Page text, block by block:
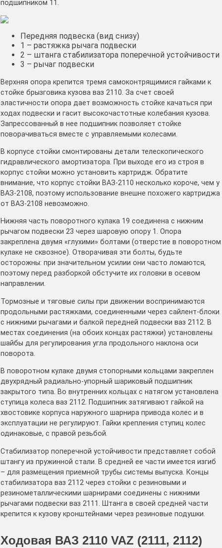
подшипником 11.
Передняя подвеска (вид снизу)
1 – растяжка рычага подвески
2 – штанга стабилизатора поперечной устойчивости
3 – рычаг подвески
Верхняя опора крепится тремя самоконтрящимися гайками к
стойке брызговика кузова ваз 2110. За счет своей
эластичности опора дает возможность стойке качаться при
ходах подвески и гасит высокочастотные колебания кузова.
Запрессованный в нее подшипник позволяет стойке
поворачиваться вместе с управляемыми колесами.
В корпусе стойки смонтированы детали телескопического
гидравлического амортизатора. При выходе его из строя в
корпус стойки можно установить картридж. Обратите
внимание, что корпус стойки ВАЗ-2110 несколько короче, чем у
ВАЗ-2108, поэтому использование внешне похожего картриджа
от ВАЗ-2108 невозможно.
Нижняя часть поворотного кулака 19 соединена с нижним
рычагом подвески 23 через шаровую опору 1. Опора
закреплена двумя «глухими» болтами (отверстие в поворотном
кулаке не сквозное). Отворачивая эти болты, будьте
осторожны: при значительном усилии они часто ломаются,
поэтому перед разборкой обстучите их головки в осевом
направлении.
Тормозные и тяговые силы при движении воспринимаются
продольными растяжками, соединенными через сайлент-блоки
с нижними рычагами и балкой передней подвески ваз 2112. В
местах соединения (на обоих концах растяжки) установлены
шайбы для регулирования угла продольного наклона оси
поворота.
В поворотном кулаке двумя стопорными кольцами закреплен
двухрядный радиально-упорный шариковый подшипник
закрытого типа. Во внутренних кольцах с натягом установлена
ступица колеса ваз 2112. Подшипник затягивают гайкой на
хвостовике корпуса наружного шарнира привода колес и в
эксплуатации не регулируют. Гайки крепления ступиц колес
одинаковые, с правой резьбой.
Стабилизатор поперечной устойчивости представляет собой
штангу из пружинной стали. В средней ее части имеется изгиб
– для размещения приемной трубы системы выпуска. Концы
стабилизатора ваз 2112 через стойки с резиновыми и
резинометаллическими шарнирами соединены с нижними
рычагами подвески ваз 2111. Штанга в своей средней части
крепится к кузову кронштейнами через резиновые подушки.
Ходовая ВАЗ 2110 VAZ (2111, 2112)